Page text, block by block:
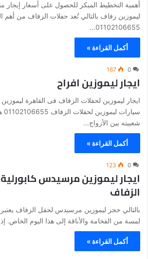
أهمية التخطيط المبكر للحصول على أسعار إيجار
ليموزين زفاف بالتالي تُعد حفلات الزفاف من أهم
01102106655…
أكمل القراءة »
0
167
ايجار ليموزين افراح
ايجار ليموزين لحفلات الزفاف فى القاهرة ليموزين
شعبيته بين الأزواج…
أكمل القراءة »
0
123
ايجار ليموزين مرسيدس
الزفاف
بالتالي حجز ليموزين مرسيدس لحفل الزفاف
لمسة من الفخامة والأناقة إلى هذا اليوم الخاص.
أكمل القراءة »